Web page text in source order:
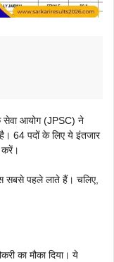
आयोग (JPSC) ने
64 पदों के लिए ये इंतजार
करें।
सबसे पहले लाते हैं। चलिए,
का मौका दिया। ये